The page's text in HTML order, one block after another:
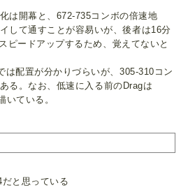
は開幕と、672-735コンボの倍速地
して通すことが容易いが、後者は16分
ピードアップするため、覚えてないと
は配置が分かりづらいが、305-310コン
る。なお、低速に入る前のDragは
いている。
と思っている